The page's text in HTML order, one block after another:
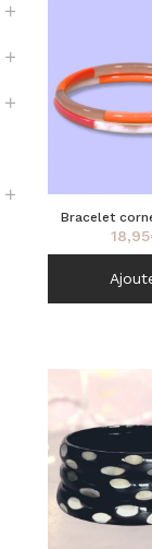
Bracelet
orange
18,95